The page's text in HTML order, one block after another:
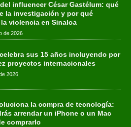
influencer César Gastélum: qué
la investigación y por qué
violencia en Sinaloa
de 2026
sus 15 años incluyendo por
proyectos internacionales
2026
la compra de tecnología:
arrendar un iPhone o un Mac
comprarlo